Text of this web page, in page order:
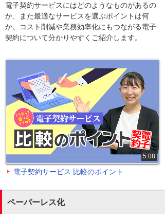
電子契約サービスにはどのようなものがあるの
か、また最適なサービスを選ぶポイントは何
か。コスト削減や業務効率化にもつながる電子
契約について分かりやすくご紹介します。
5:08
電子契約サービス 比較のポイント
ペーパーレス化